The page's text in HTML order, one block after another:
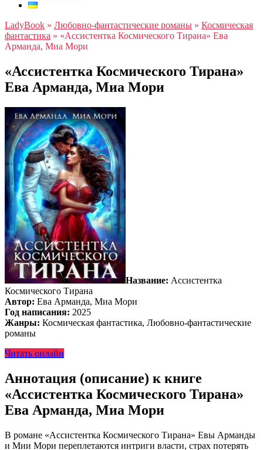
LadyBook » Любовно-фантастические романы » Космическая
фантастика » «Ассистентка Космического Тирана» Ева
Арманда, Миа Мори
«Ассистентка Космического Тирана»
Ева Арманда, Миа Мори
Название: Ассистентка
Космического Тирана
Автор: Ева Арманда, Миа Мори
Год написания: 2025
Жанры: Космическая фантастика, Любовно-фантастические
романы
Читать онлайн
Аннотация (описание) к книге
«Ассистентка Космического Тирана»
Ева Арманда, Миа Мори
В романе «Ассистентка Космического Тирана» Евы Арманды
и Мии Мори переплетаются интриги власти, страх потерять